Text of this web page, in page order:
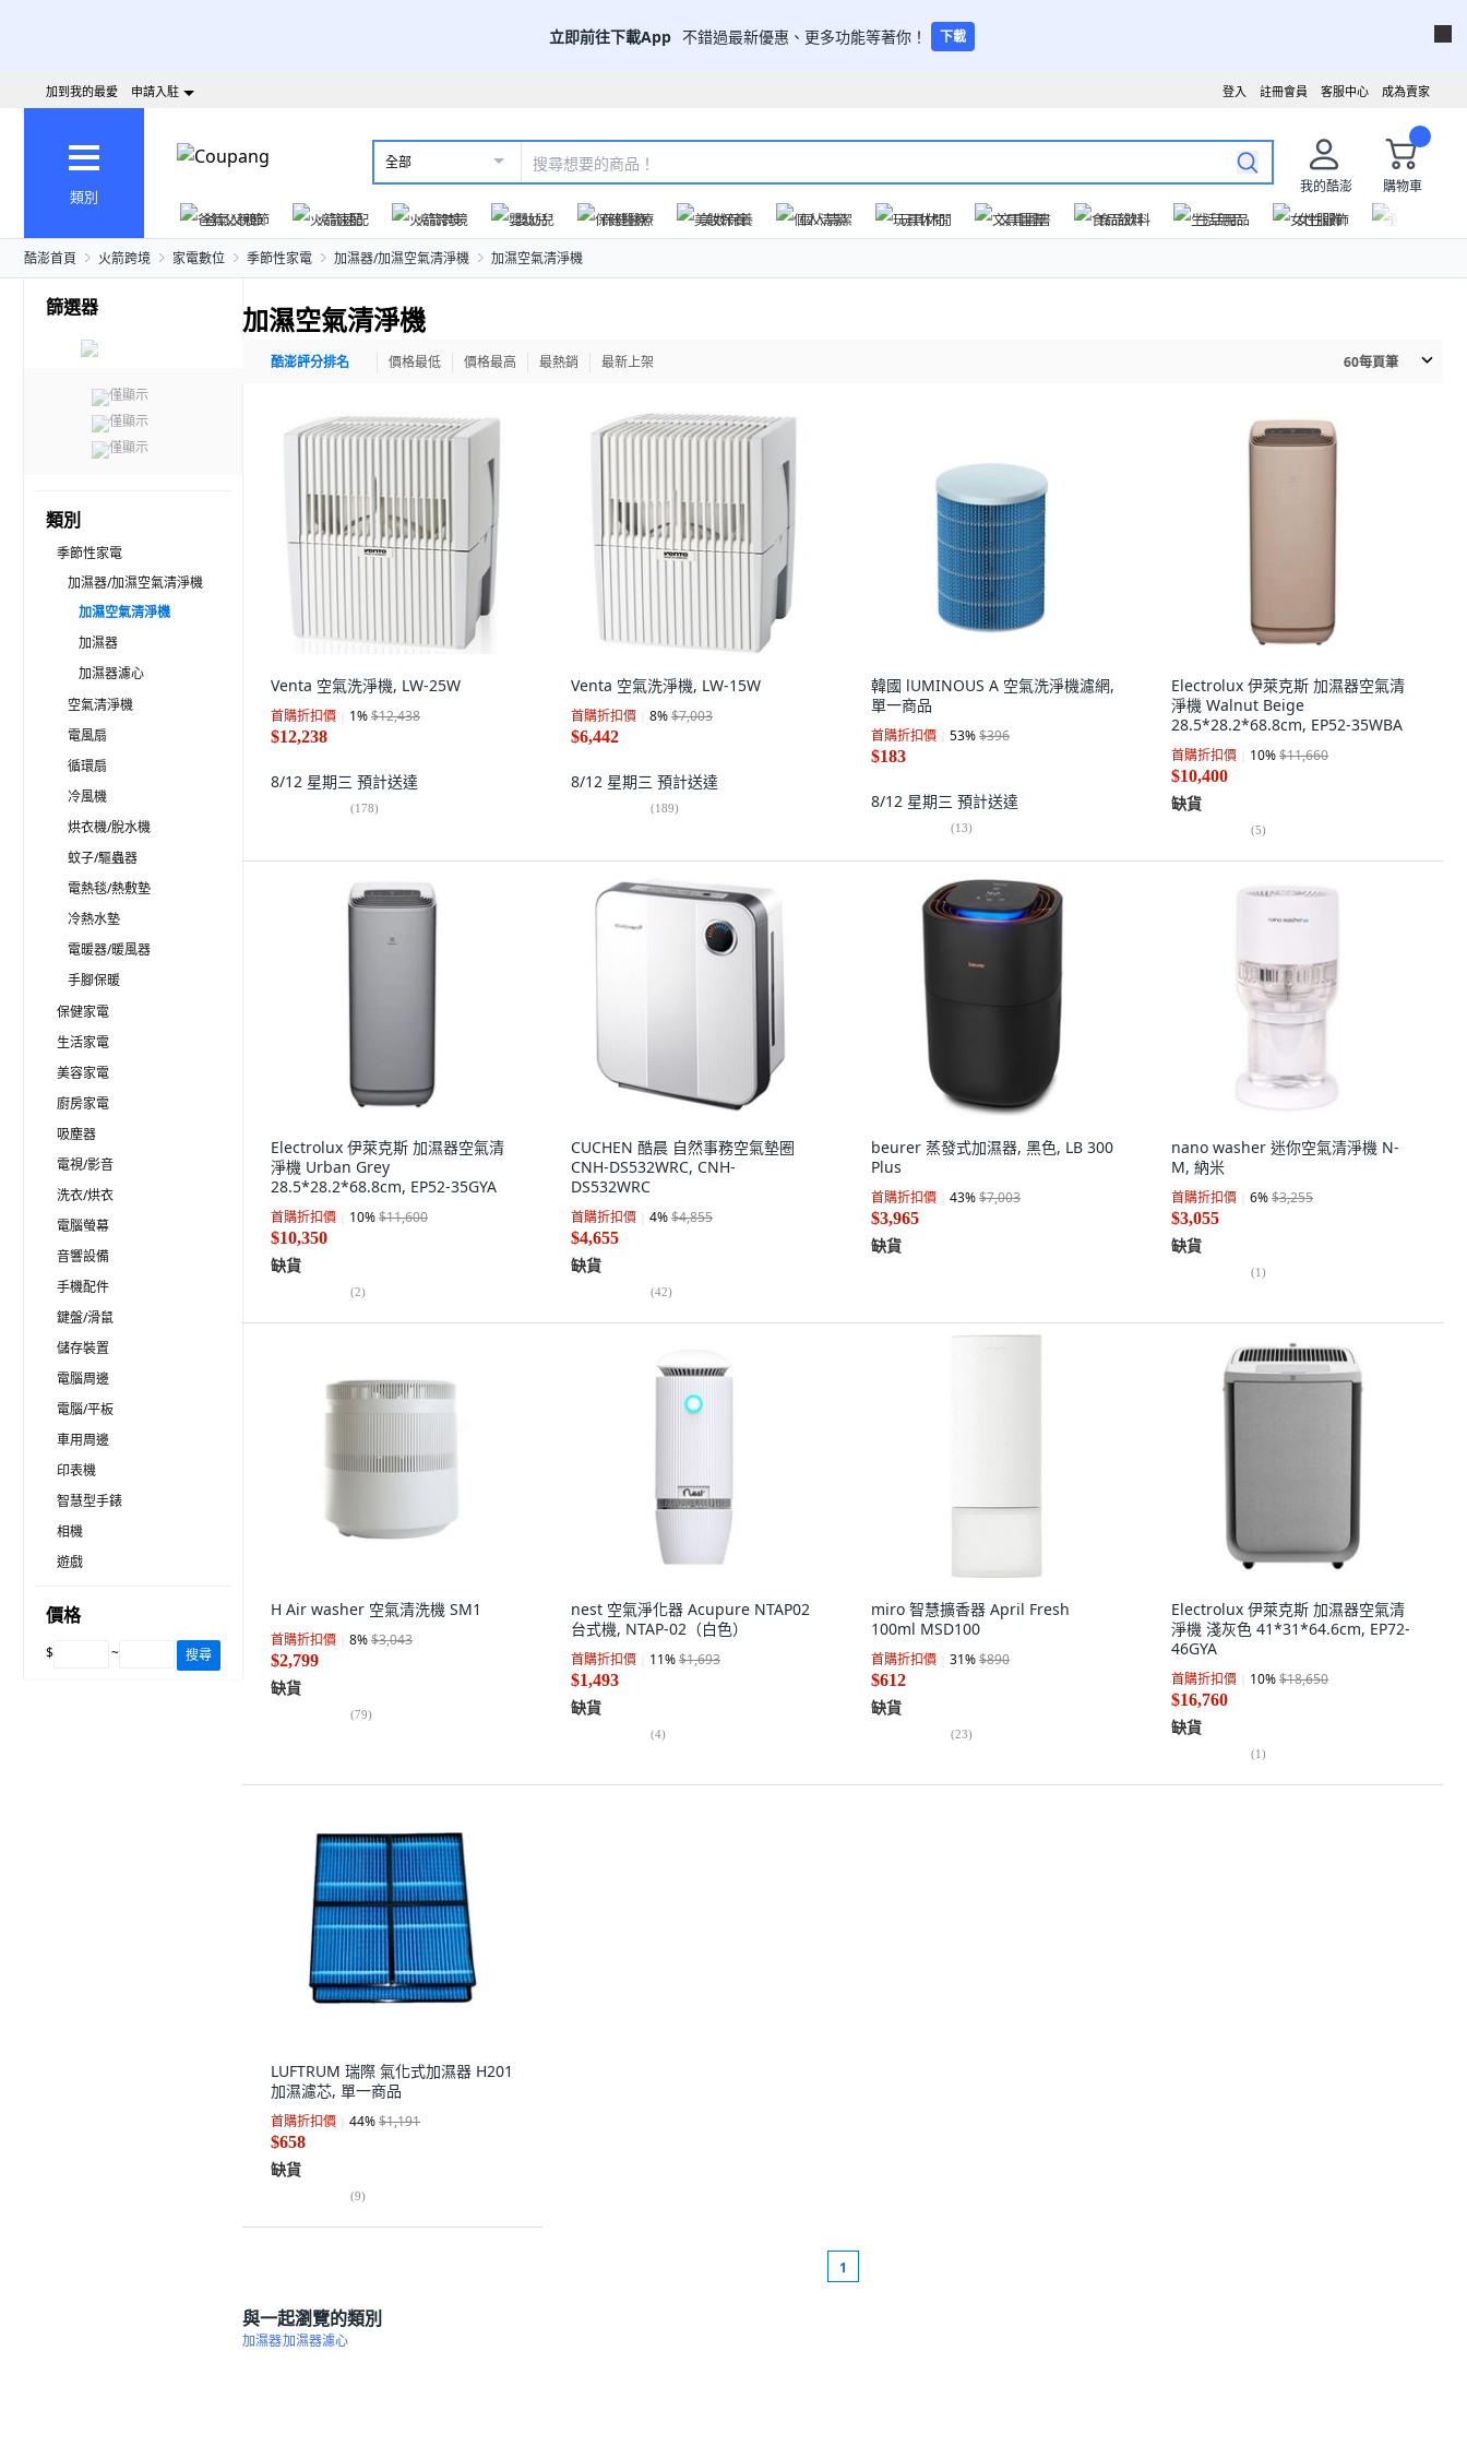
立即前往下載App 不錯過最新優惠、更多功能等著你！ 下載
成為賣家
客服中心
註冊會員
登入
加到我的最愛 申請入駐
類別
全部
我的酷澎
購物車
爸氣父親節
火箭速配 火箭跨境 嬰幼兒 保健醫療 美妝保養 個人清潔 玩具休閒 文具圖書 食品飲料 生活用品 女性服飾
酷澎首頁 火箭跨境 家電數位 季節性家電 加濕器/加濕空氣清淨機 加濕空氣清淨機
篩選器
僅顯示
僅顯示
僅顯示
類別
季節性家電
加濕器/加濕空氣清淨機
加濕空氣清淨機
加濕器
加濕器濾心
空氣清淨機
電風扇
循環扇
冷風機
烘衣機/脫水機
蚊子/驅蟲器
電熱毯/熱敷墊
冷熱水墊
電暖器/暖風器
手腳保暖
保健家電
生活家電
美容家電
廚房家電
吸塵器
電視/影音
洗衣/烘衣
電腦螢幕
音響設備
手機配件
鍵盤/滑鼠
儲存裝置
電腦周邊
電腦/平板
車用周邊
印表機
智慧型手錶
相機
遊戲
價格
$ ~ 搜尋
加濕空氣清淨機
酷澎評分排名 價格最低 價格最高 最熱銷 最新上架 60每頁筆
Venta 空氣洗淨機, LW-25W
首購折扣價 1%$12,438
$12,238
8/12 星期三 預計送達
(178)
Venta 空氣洗淨機, LW-15W
首購折扣價 8%$7,003
$6,442
8/12 星期三 預計送達
(189)
韓國 lUMINOUS A 空氣洗淨機濾網,
單一商品
首購折扣價 53%$396
$183
8/12 星期三 預計送達
(13)
Electrolux 伊萊克斯 加濕器空氣清
淨機 Walnut Beige
28.5*28.2*68.8cm, EP52-35WBA
首購折扣價 10%$11,660
$10,400
缺貨
(5)
Electrolux 伊萊克斯 加濕器空氣清
淨機 Urban Grey
28.5*28.2*68.8cm, EP52-35GYA
首購折扣價 10%$11,600
$10,350
缺貨
(2)
CUCHEN 酷晨 自然事務空氣墊圈
CNH-DS532WRC, CNH-
DS532WRC
首購折扣價 4%$4,855
$4,655
缺貨
(42)
beurer 蒸發式加濕器, 黑色, LB 300
Plus
首購折扣價 43%$7,003
$3,965
缺貨
nano washer 迷你空氣清淨機 N-
M, 納米
首購折扣價 6%$3,255
$3,055
缺貨
(1)
H Air washer 空氣清洗機 SM1
首購折扣價 8%$3,043
$2,799
缺貨
(79)
nest 空氣淨化器 Acupure NTAP02
台式機, NTAP-02（白色）
首購折扣價 11%$1,693
$1,493
缺貨
(4)
miro 智慧擴香器 April Fresh
100ml MSD100
首購折扣價 31%$890
$612
缺貨
(23)
Electrolux 伊萊克斯 加濕器空氣清
淨機 淺灰色 41*31*64.6cm, EP72-
46GYA
首購折扣價 10%$18,650
$16,760
缺貨
(1)
LUFTRUM 瑞際 氣化式加濕器 H201
加濕濾芯, 單一商品
首購折扣價 44%$1,191
$658
缺貨
(9)
1
與一起瀏覽的類別
加濕器加濕器濾心